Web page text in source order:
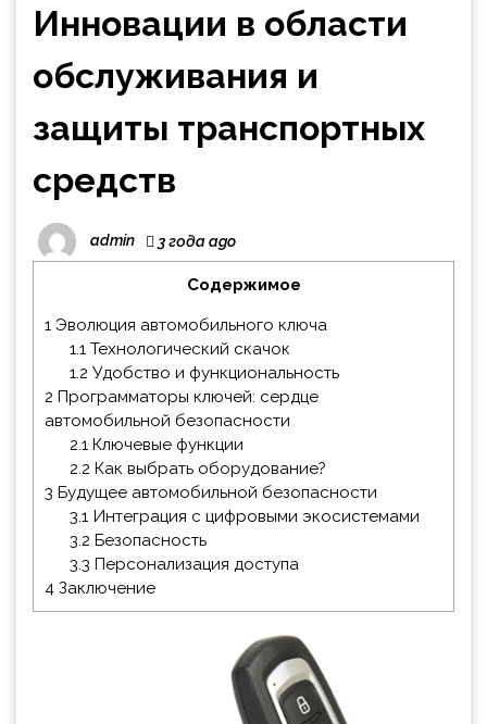
Инновации в области
обслуживания и
защиты транспортных
средств
admin 3 года ago
Содержимое
1 Эволюция автомобильного ключа
1.1Технологический скачок
1.2Удобство и функциональность
2 Программаторы ключей: сердце
автомобильной безопасности
2.1Ключевые функции
2.2Как выбрать оборудование?
3 Будущее автомобильной безопасности
3.1Интеграция с цифровыми экосистемами
3.2Безопасность
3.3 Персонализация доступа
4 Заключение